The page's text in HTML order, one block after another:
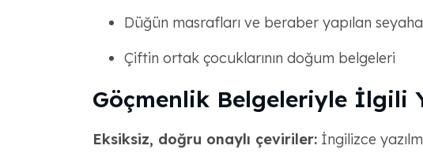
Düğün masrafları ve beraber yapılan
Çiftin ortak çocuklarının doğum belgeleri
Göçmenlik Belgeleriyle İlgili
Eksiksiz, doğru onaylı çeviriler:İngilizce